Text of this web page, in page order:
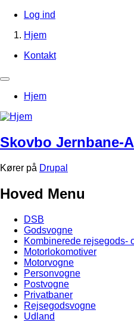
hovedindhold
Brugerkontomenu
Log ind
Brødkrumme
Hjem
Kontakt
Primær
navigation
Hjem
Skovbo Jernbane-
Kører på Drupal
Hoved Menu
DSB
Godsvogne
Kombinerede rejsegods-
Motorlokomotiver
Motorvogne
Personvogne
Postvogne
Privatbaner
Rejsegodsvogne
Udland